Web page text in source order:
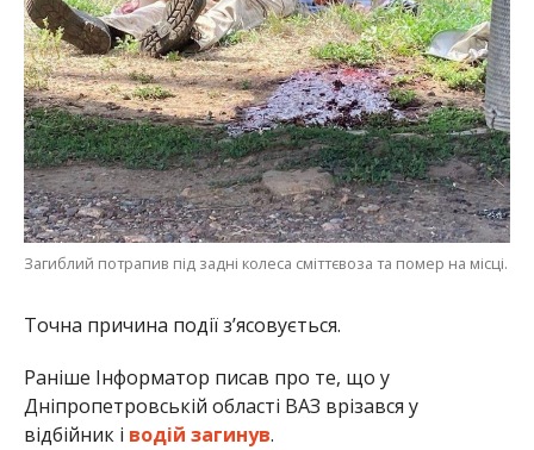
Загиблий потрапив під задні колеса сміттєвоза та помер на місці.
Точна причина події з’ясовується.
Раніше Інформатор писав про те, що у
Дніпропетровській області ВАЗ врізався у
відбійник і водій загинув.